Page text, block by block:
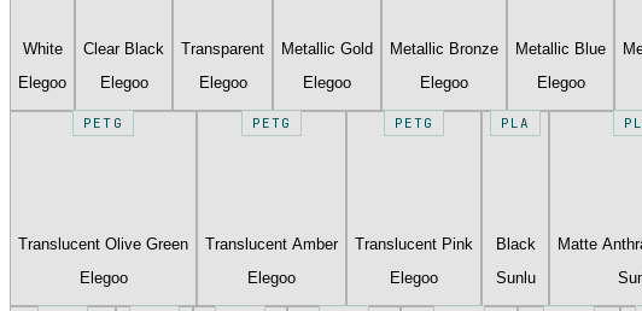
White
Elegoo
Clear Black
Elegoo
Transparent
Elegoo
Metallic Gold
Elegoo
Metallic Bronze
Elegoo
Metallic Blue
Elegoo
PETG
Translucent Olive Green
Elegoo
PETG
Translucent Amber
Elegoo
PETG
Translucent Pink
Elegoo
PLA
Black
Sunlu
Matte